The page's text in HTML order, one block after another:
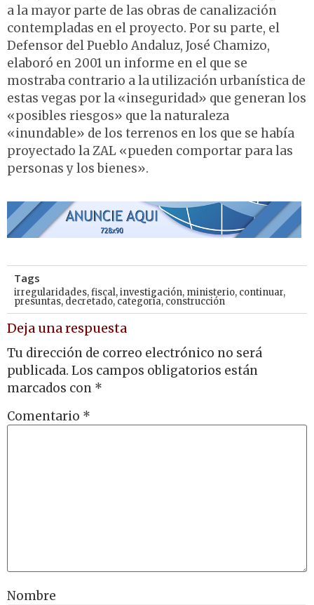
a la mayor parte de las obras de canalización
contempladas en el proyecto. Por su parte, el
Defensor del Pueblo Andaluz, José Chamizo,
elaboró en 2001 un informe en el que se
mostraba contrario a la utilización urbanística de
estas vegas por la «inseguridad» que generan los
«posibles riesgos» que la naturaleza
«inundable» de los terrenos en los que se había
proyectado la ZAL «pueden comportar para las
personas y los bienes».
Tags
irregularidades,fiscal,investigación, ministerio, continuar,
presuntas, decretado,categoría, construcción
Deja una respuesta
Tu dirección de correo electrónico no será
publicada. Los campos obligatorios están
marcados con *
Comentario *
Nombre